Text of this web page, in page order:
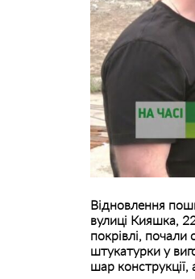
Відновлення
вулиці Кияшка,
покрівлі,
штукатурки у
шар